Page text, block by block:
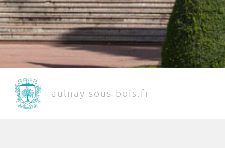
aulnay-sous-bois.fr